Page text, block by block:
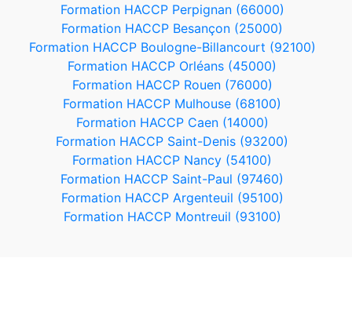
Formation HACCP Perpignan (66000)
Formation HACCP Besançon (25000)
Formation HACCP Boulogne-Billancourt (92100)
Formation HACCP Orléans (45000)
Formation HACCP Rouen (76000)
Formation HACCP Mulhouse (68100)
Formation HACCP Caen (14000)
Formation HACCP Saint-Denis (93200)
Formation HACCP Nancy (54100)
Formation HACCP Saint-Paul (97460)
Formation HACCP Argenteuil (95100)
Formation HACCP Montreuil (93100)